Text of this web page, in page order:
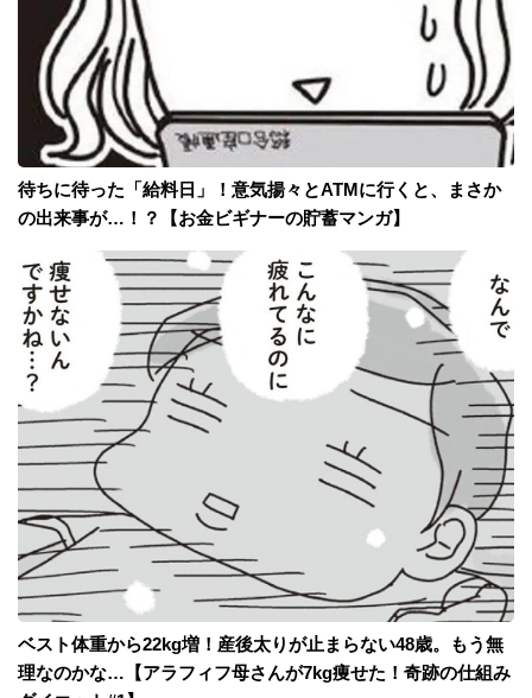
待ちに待った「給料日」！意気揚々とATMに行くと、まさか
の出来事が…！？【お金ビギナーの貯蓄マンガ】
ベスト体重から22kg増！産後太りが止まらない48歳。もう無
理なのかな…【アラフィフ母さんが7kg痩せた！奇跡の仕組み